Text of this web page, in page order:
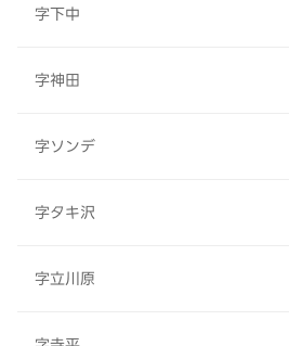
字下中
字神田
字ソンデ
字タキ沢
字立川原